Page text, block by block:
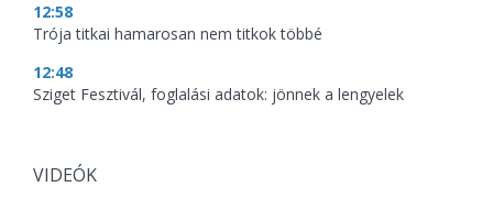
12:58
Trója titkai hamarosan nem titkok többé
12:48
Sziget Fesztivál, foglalási adatok: jönnek a lengyelek
VIDEÓK